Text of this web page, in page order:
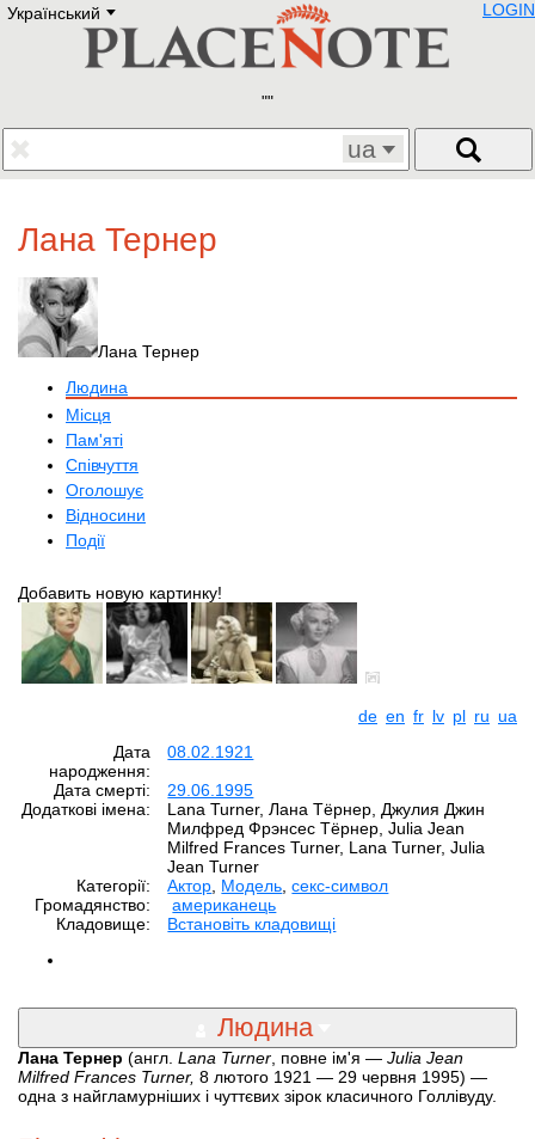
Український E
Deutsch
Francais
Polski
Eestikeelne
LOGIN
ua
Лана Тернер
Лана Тернер
Людина
Місця
Пам'яті
Співчуття
Оголошує
Відносини
Події
Добавить новую картинку!
de en fr lv pl ru ua
Дата
народження:
08.02.1921
Дата смерті:
29.06.1995
Додаткові імена:
Lana Turner, Лана Тёрнер, Джулия Джин
Милфред Фрэнсес Тёрнер, Julia Jean
Milfred Frances Turner, Lana Turner, Julia
Jean Turner
Категорії:
Aктор Модель ,секс-символ
Громадянство:
американець
Кладовище:
Встановіть кладовищі
Людина
Лана Тернер (англ. Lana Turner , повне ім'я — Julia Jean
Milfred Frances Turner, 8 лютого 1921 — 29 червня 1995) —
одна з найгламурніших і чуттєвих зірок класичного Голлівуду.